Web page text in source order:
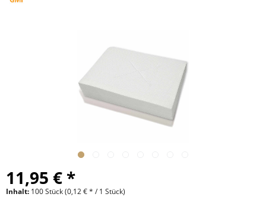
11,95 € *
Inhalt: 100 Stück (0,12 € * / 1 Stück)